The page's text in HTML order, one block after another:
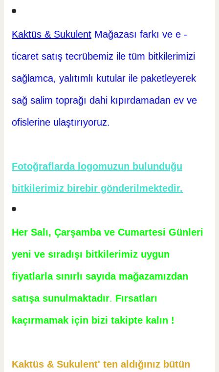
Kaktüs & Sukulent Mağazası farkı ve e -
ticaret satış tecrübemiz ile tüm bitkilerimizi
sağlamca, yalıtımlı kutular ile paketleyerek
sağ salim toprağı dahi kıpırdamadan ev ve
ofislerine ulaştırıyoruz.
Fotoğraflarda logomuzun bulunduğu
bitkilerimiz birebir gönderilmektedir.
Her Salı, Çarşamba ve Cumartesi Günleri
yeni ve sıradışı bitkilerimiz uygun
fiyatlarla sınırlı sayıda mağazamızdan
satışa sunulmaktadır. Fırsatları
kaçırmamak için bizi takipte kalın !
Kaktüs & Sukulent' ten aldığınız bütün